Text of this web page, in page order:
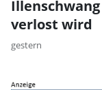
verlost wird
gestern